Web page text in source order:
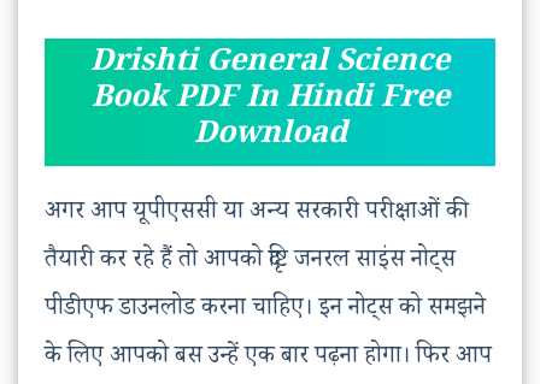
Drishti General Science
Book PDF In Hindi Free
Download
अगर आप यूपीएससी या अन्य सरकारी परीक्षाओं की
तैयारी कर रहे हैं तो आपको दृष्टि जनरल साइंस नोट्स
पीडीएफ डाउनलोड करना चाहिए। इन नोट्स को समझने
के लिए आपको बस उन्हें एक बार पढ़ना होगा। फिर आप